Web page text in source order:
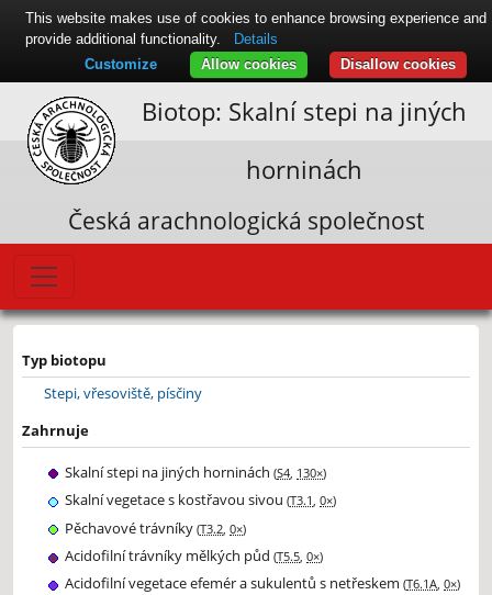
Biotop: Skalní stepi na jiných
horninách
Česká arachnologická společnost
+
−
Leaflet|© Seznam.cz a.s. a další
Typ biotopu
Stepi, vřesoviště, písčiny
Zahrnuje
Skalní stepi na jiných horninách (S4 130×)
Skalní vegetace s kostřavou sivou (T3.1, 0×)
Pěchavové trávníky (T3.2 0×)
Acidofilní trávníky mělkých půd (T5.5 0×)
Acidofilní vegetace efemér a sukulentů s netřeskem (T6.1A, 0×)
This website makes use of cookies to enhance browsing experience and
provide additional functionality.
Details
Disallow cookies
Allow cookies
Customize